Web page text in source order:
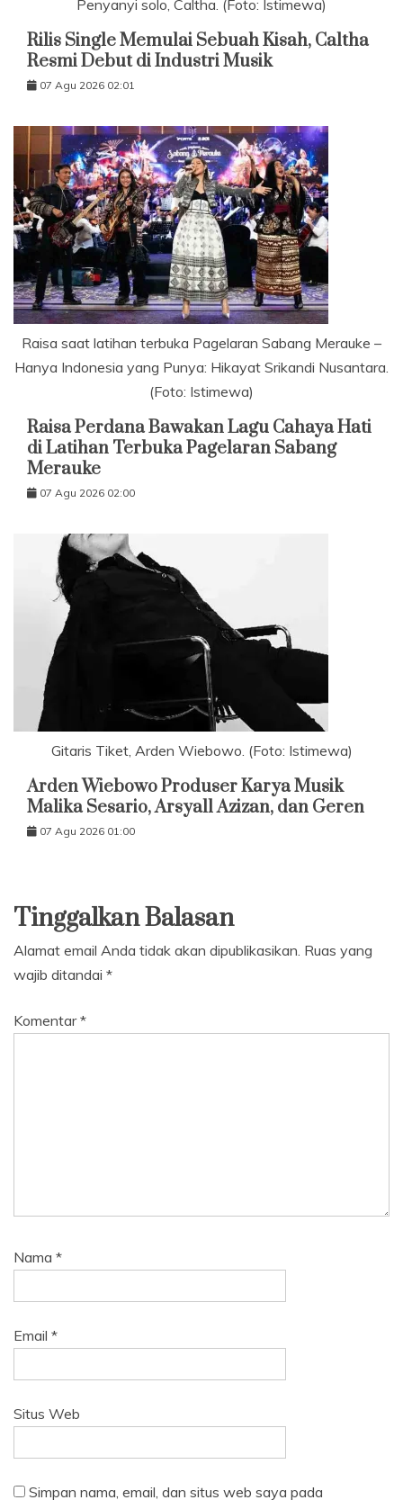
Penyanyi solo, Caltha. (Foto: Istimewa)
Rilis Single Memulai Sebuah Kisah, Caltha
Resmi Debut di Industri Musik
07 Agu 2026 02:01
Raisa saat latihan terbuka Pagelaran Sabang Merauke –
Hanya Indonesia yang Punya: Hikayat Srikandi Nusantara.
(Foto: Istimewa)
Raisa Perdana Bawakan Lagu Cahaya Hati
di Latihan Terbuka Pagelaran Sabang
Merauke
07 Agu 2026 02:00
Gitaris Tiket, Arden Wiebowo. (Foto: Istimewa)
Arden Wiebowo Produser Karya Musik
Malika Sesario, Arsyall Azizan, dan Geren
07 Agu 2026 01:00
Tinggalkan Balasan
Alamat email Anda tidak akan dipublikasikan. Ruas yang
wajib ditandai *
Komentar*
Nama *
Email *
Situs Web
Simpan nama, email, dan situs web saya pada